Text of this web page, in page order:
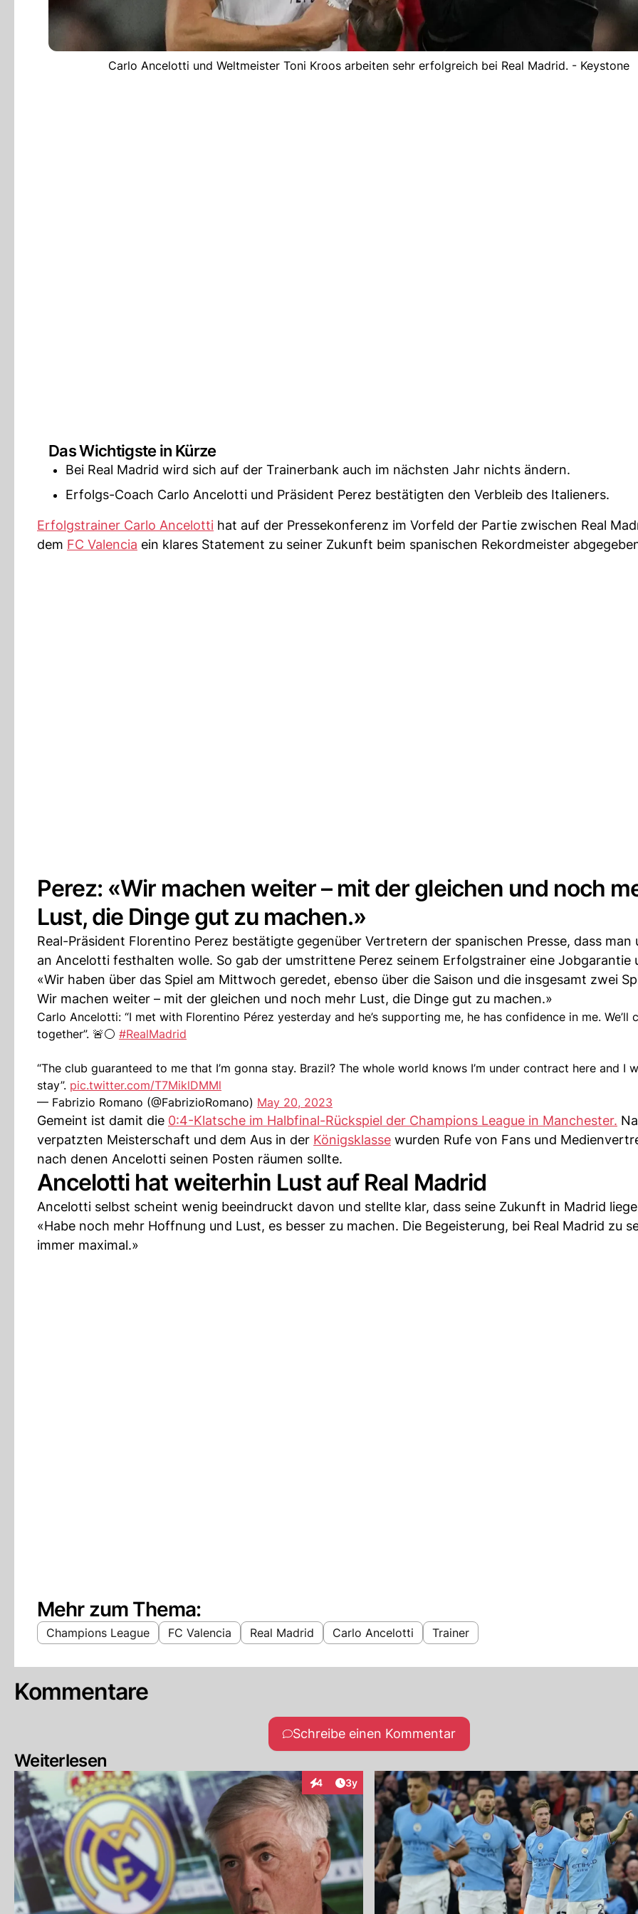
Carlo Ancelotti und Weltmeister Toni Kroos arbeiten sehr erfolgreich bei Real Madrid. - Keystone
Das Wichtigste in Kürze
Bei Real Madrid wird sich auf der Trainerbank auch im nächsten Jahr nichts ändern.
Erfolgs-Coach Carlo Ancelotti und Präsident Perez bestätigten den Verbleib des Italieners.
Erfolgstrainer Carlo Ancelotti hat auf der Pressekonferenz im Vorfeld der Partie zwischen Real
dem FC Valencia ein klares Statement zu seiner Zukunft beim spanischen Rekordmeister
Perez: «Wir machen weiter – mit der gleichen und noch
Lust, die Dinge gut zu machen.»
Real-Präsident Florentino Perez bestätigte gegenüber Vertretern der spanischen Presse, dass man
an Ancelotti festhalten wolle. So gab der umstrittene Perez seinem Erfolgstrainer eine Jobgarantie
«Wir haben über das Spiel am Mittwoch geredet, ebenso über die Saison und die insgesamt zwei
Wir machen weiter – mit der gleichen und noch mehr Lust, die Dinge gut zu machen.»
Carlo Ancelotti: “I met with Florentino Pérez yesterday and he’s supporting me, he has confidence in me. We’ll
together”. 🚨⚪️ #RealMadrid
“The club guaranteed to me that I’m gonna stay. Brazil? The whole world knows I’m under contract here and I
stay”. pic.twitter.com/T7MiklDMMl
— Fabrizio Romano (@FabrizioRomano) May 20, 2023
Gemeint ist damit die 0:4-Klatsche im Halbfinal-Rückspiel der Champions League in Manchester.
verpatzten Meisterschaft und dem Aus in der Königsklasse wurden Rufe von Fans und
nach denen Ancelotti seinen Posten räumen sollte.
Ancelotti hat weiterhin Lust auf Real Madrid
Ancelotti selbst scheint wenig beeindruckt davon und stellte klar, dass seine Zukunft in Madrid
«Habe noch mehr Hoffnung und Lust, es besser zu machen. Die Begeisterung, bei Real Madrid zu
immer maximal.»
Mehr zum Thema:
Champions League FC Valencia Real Madrid Carlo Ancelotti Trainer
Kommentare
Schreibe einen Kommentar
Weiterlesen
4
InteraktionenArtikel veröffentlicht:
3y